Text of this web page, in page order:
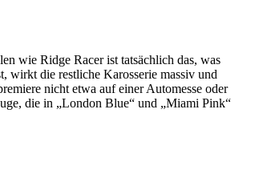
wie Ridge Racer ist tatsächlich das, was
wirkt die restliche Karosserie massiv und
nicht etwa auf einer Automesse oder
die in „London Blue“ und „Miami Pink“